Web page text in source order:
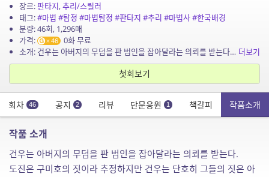
장르:판타지,추리/스릴러
태그:#마법 #탐정 #마법탐정 #판타지 #추리 #마법사#한국배경
분량: 46회, 1,296매
가격:
46
0화 무료
소개: 건우는 아버지의 무덤을 판 범인을 잡아달라는 의뢰를 받는다. 도진은 구미호의 짓이라 추정하지만 건우는 단호히 그들의 짓은 아니라고 답하는데…. 과연 무덤을 파헤친 범인은... 더보기
첫회보기
회차 46 공지 2 리뷰 단문응원 1 책갈피 작품소개
작품 소개
건우는 아버지의 무덤을 판 범인을 잡아달라는 의뢰를 받는다.
도진은 구미호의 짓이라 추정하지만 건우는 단호히 그들의 짓은 아